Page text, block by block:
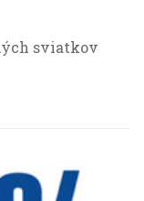
sviatkov